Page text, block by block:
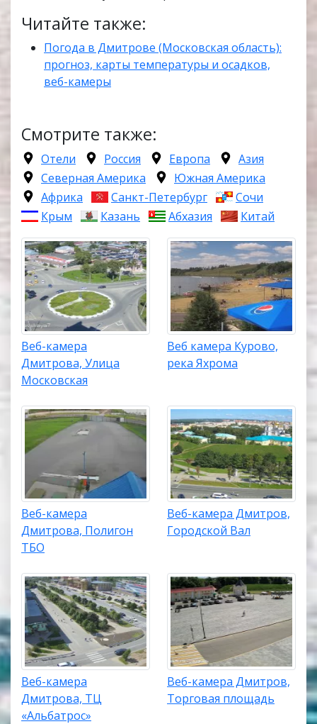
Читайте также:
Погода в Дмитрове (Московская область):
прогноз, карты температуры и осадков,
веб-камеры
Смотрите также:
Отели Россия Европа
Азия
Северная Америка
Южная Америка
Африка
Санкт-Петербург
Сочи
Крым
Казань Абхазия Китай
Веб-камера
Дмитрова, Улица
Московская
Веб камера Курово,
река Яхрома
Веб-камера
Дмитрова, Полигон
ТБО
Веб-камера Дмитров,
Городской Вал
Веб-камера
Дмитрова, ТЦ
«Альбатрос»
Веб-камера Дмитров,
Торговая площадь